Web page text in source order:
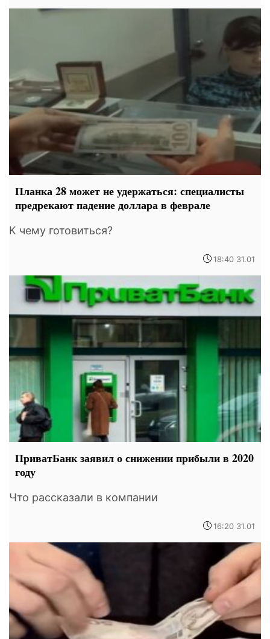
Планка 28 может не удержаться: специалисты
предрекают падение доллара в феврале
К чему готовиться?
18:40 31.01
ПриватБанк заявил о снижении прибыли в 2020
году
Что рассказали в компании
16:20 31.01